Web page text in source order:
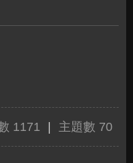
1171 主題數 70